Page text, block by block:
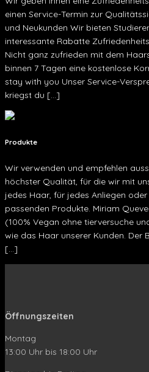
einen Service-Termin zur
und Neukunden Wir bieten
interessante Rabatte
Nicht ganz zufrieden mit dem
binnen 7 Tagen eine kostenlose
stay with you Unser Service-
kriegst du […]
Produkte
Wir verwenden und empfehlen
höchster Qualität, für die wir mit
jedes Haar, für jedes Anliegen
passenden Produkte. Miriam
(100% Vegan ohne tierversuche
wie das Haar unserer Kunden. Der
[…]
Öffnungszeiten
Montag
13:00 Uhr bis 18:00 Uhr